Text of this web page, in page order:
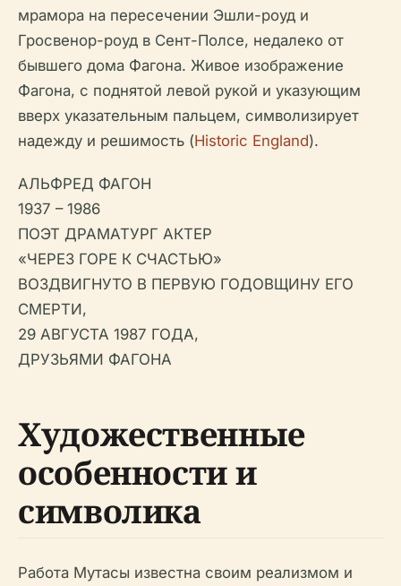
мрамора на пересечении Эшли-роуд и
Гросвенор-роуд в Сент-Полсе, недалеко от
бывшего дома Фагона. Живое изображение
Фагона, с поднятой левой рукой и указующим
вверх указательным пальцем, символизирует
надежду и решимость (Historic England).
АЛЬФРЕД ФАГОН
1937 – 1986
ПОЭТ ДРАМАТУРГ АКТЕР
«ЧЕРЕЗ ГОРЕ К СЧАСТЬЮ»
ВОЗДВИГНУТО В ПЕРВУЮ ГОДОВЩИНУ ЕГО
СМЕРТИ,
29 АВГУСТА 1987 ГОДА,
ДРУЗЬЯМИ ФАГОНА
Художественные
особенности и
символика
Работа Мутасы известна своим реализмом и